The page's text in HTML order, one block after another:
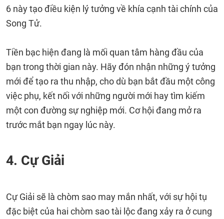
6 này tạo điều kiện lý tưởng về khía cạnh tài chính của
Song Tử.
Tiền bạc hiện đang là mối quan tâm hàng đầu của
bạn trong thời gian này. Hãy đón nhận những ý tưởng
mới để tạo ra thu nhập, cho dù bạn bắt đầu một công
việc phụ, kết nối với những người mới hay tìm kiếm
một con đường sự nghiệp mới. Cơ hội đang mở ra
trước mắt bạn ngay lúc này.
4. Cự Giải
Cự Giải sẽ là chòm sao may mắn nhất, với sự hội tụ
đặc biệt của hai chòm sao tài lộc đang xảy ra ở cung